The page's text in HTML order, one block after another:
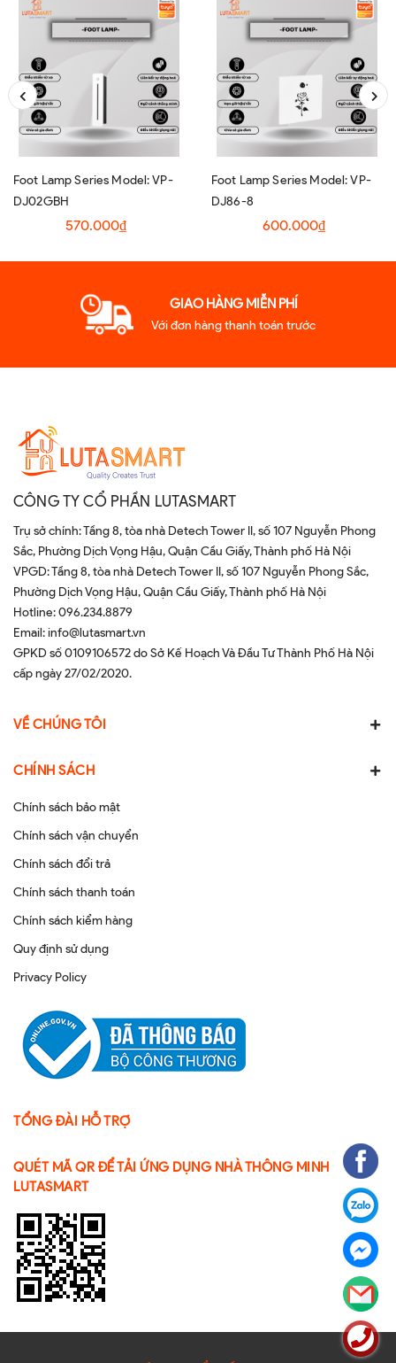
Foot Lamp Series Model: VP-
DJ02GBH
570.000₫
Foot Lamp Series Model: VP-
DJ86-8
600.000₫
GIAO HÀNG MIỄN PHÍ
Với đơn hàng thanh toán trước
CÔNG TY CỔ PHẦN LUTASMART
Trụ sở chính: Tầng 8, tòa nhà Detech Tower II, số 107 Nguyễn Phong
Sắc, Phường Dịch Vọng Hậu, Quận Cầu Giấy, Thành phố Hà Nội
VPGD: Tầng 8, tòa nhà Detech Tower II, số 107 Nguyễn Phong Sắc,
Phường Dịch Vọng Hậu, Quận Cầu Giấy, Thành phố Hà Nội
Hotline:096.234.8879
Email:info@lutasmart.vn
GPKD số 0109106572 do Sở Kế Hoạch Và Đầu Tư Thành Phố Hà Nội
cấp ngày 27/02/2020.
VỀ CHÚNG TÔI
CHÍNH SÁCH
Chính sách bảo mật
Chính sách vận chuyển
Chính sách đổi trả
Chính sách thanh toán
Chính sách kiểm hàng
Quy định sử dụng
Privacy Policy
TỔNG ĐÀI HỖ TRỢ
QUÉT MÃ QR ĐỂ TẢI ỨNG DỤNG NHÀ THÔNG MINH
LUTASMART